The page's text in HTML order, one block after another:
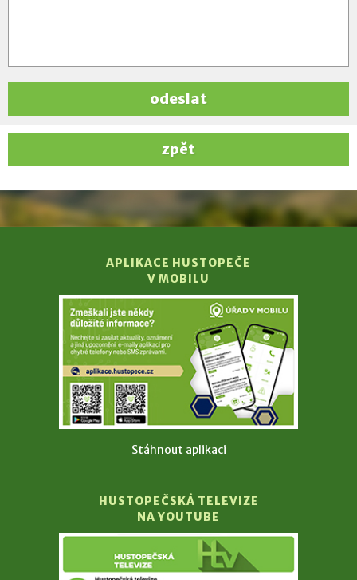
odeslat
zpět
APLIKACE HUSTOPEČE
V MOBILU
Stáhnout aplikaci
HUSTOPEČSKÁ TELEVIZE
NA YOUTUBE